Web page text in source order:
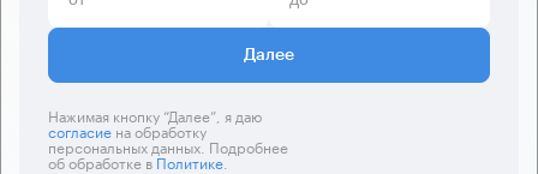
Далее
Нажимая кнопку “Далее”, я даю
согласиена обработку
персональных данных. Подробнее
об обработке вПолитике.